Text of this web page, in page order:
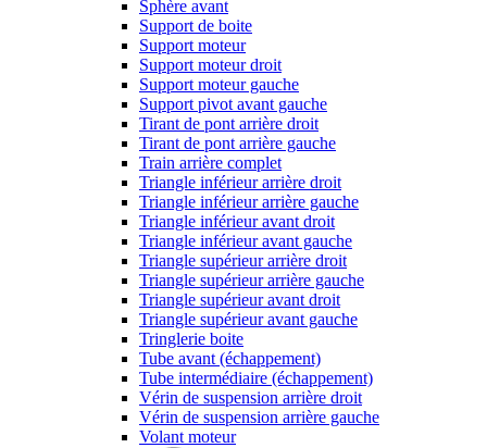
Sphère avant
Support de boite
Support moteur
Support moteur droit
Support moteur gauche
Support pivot avant gauche
Tirant de pont arrière droit
Tirant de pont arrière gauche
Train arrière complet
Triangle inférieur arrière droit
Triangle inférieur arrière gauche
Triangle inférieur avant droit
Triangle inférieur avant gauche
Triangle supérieur arrière droit
Triangle supérieur arrière gauche
Triangle supérieur avant droit
Triangle supérieur avant gauche
Tringlerie boite
Tube avant (échappement)
Tube intermédiaire (échappement)
Vérin de suspension arrière droit
Vérin de suspension arrière gauche
Volant moteur